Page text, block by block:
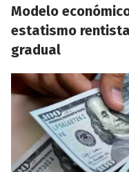
Modelo
estatismo
gradual